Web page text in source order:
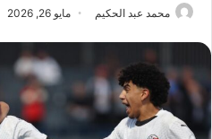
محمد عبد الحكيم مايو 26, 2026